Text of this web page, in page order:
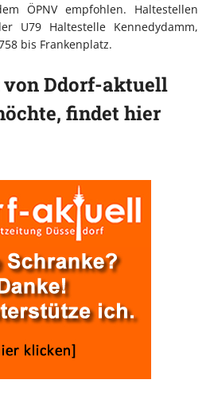
ÖPNV empfohlen. Haltestellen
U79 Haltestelle Kennedydamm,
bis Frankenplatz.
Ddorf-aktuell
findet hier